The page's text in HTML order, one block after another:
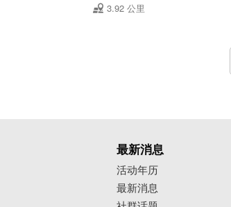
3.92 公里
最新消息
活动年历
最新消息